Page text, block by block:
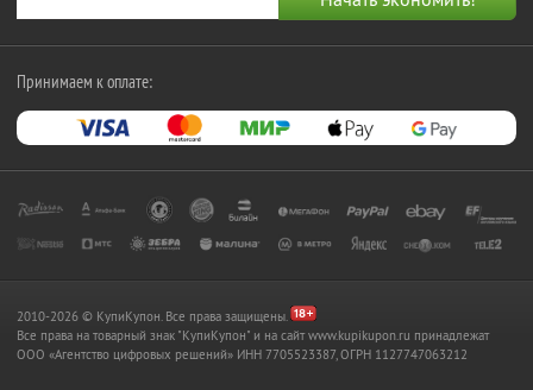
Принимаем к оплате:
2010-2026 © КупиКупон. Все права защищены.
Все права на товарный знак "КупиКупон" и на сайт www.kupikupon.ru принадлежат
OOO «Агентство цифровых решений» ИНН 7705523387, ОГРН 1127747063212